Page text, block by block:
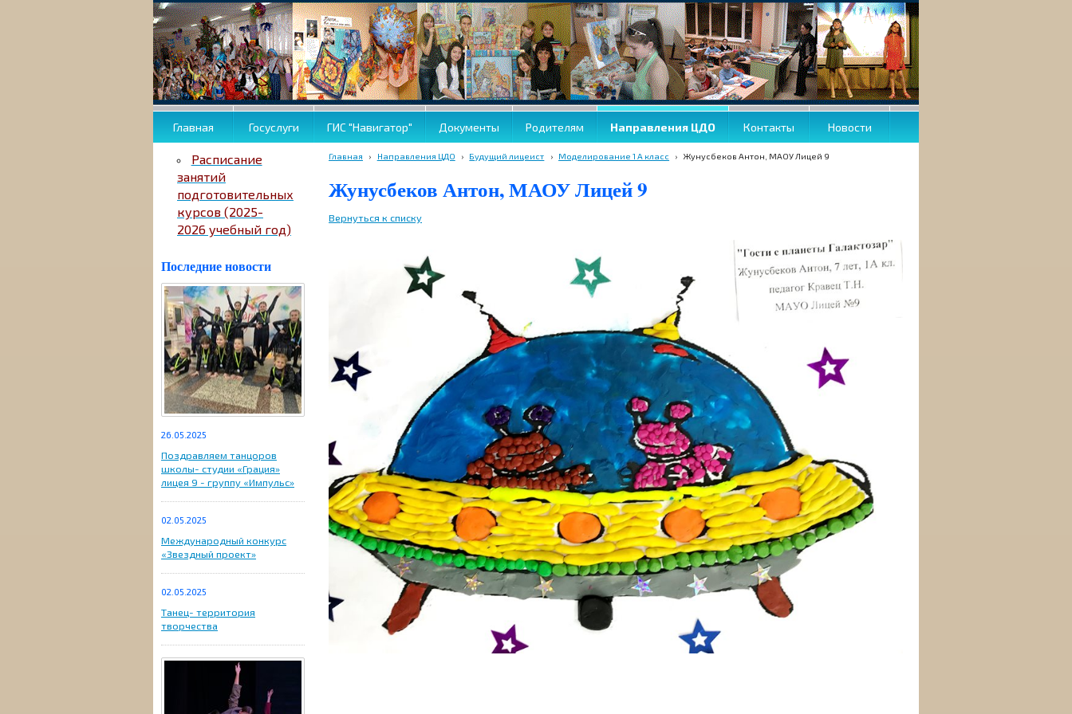
Главная Госуслуги ГИС "Навигатор" Документы Родителям Направления ЦДО Контакты Новости
Расписание
занятий
подготовительных
курсов (2025-
2026 учебный год)
Последние новости
26.05.2025
Поздравляем танцоров
школы- студии «Грация»
лицея 9 - группу «Импульс»
02.05.2025
Международный конкурс
«Звездный проект»
02.05.2025
Танец- территория
творчества
Главная › Направления ЦДО › Будущий лицеист › Моделирование 1 А класс › Жунусбеков Антон, МАОУ Лицей 9
Жунусбеков Антон, МАОУ Лицей 9
Вернуться к списку